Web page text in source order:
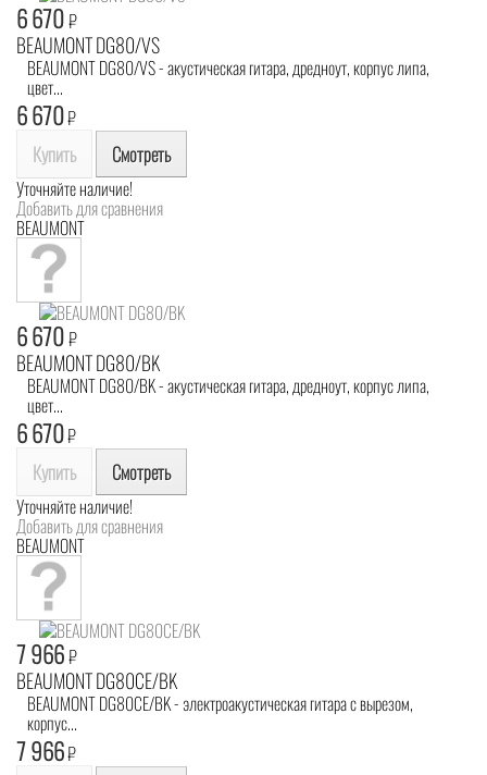
6 670₽
BEAUMONT DG80/VS
BEAUMONT DG80/VS - акустическая гитара, дредноут, корпус липа,
цвет...
6 670₽
Купить Смотреть
Уточняйте наличие!
Добавить для сравнения
BEAUMONT
6 670₽
BEAUMONT DG80/BK
BEAUMONT DG80/BK - акустическая гитара, дредноут, корпус липа,
цвет...
6 670₽
Купить Смотреть
Уточняйте наличие!
Добавить для сравнения
BEAUMONT
7 966₽
BEAUMONT DG80CE/BK
BEAUMONT DG80CE/BK - электроакустическая гитара с вырезом,
корпус...
7 966₽